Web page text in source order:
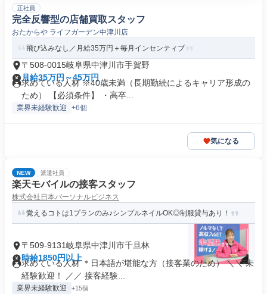
正社員
完全反響型の店舗買取スタッフ
おたからや ライフガーデン中津川店
飛び込みなし／月給35万円＋毎月インセンティブ
〒508-0015岐阜県中津川市手賀野
月給35万円～45万円
求めている人材 ※40歳未満（長期勤続によるキャリア形成の
ため） 【必須条件】 ・高卒...
業界未経験歓迎 +6個
気になる
NEW 派遣社員
楽天モバイルの接客スタッフ
株式会社日本パーソナルビジネス
覚えるコトは1プランのみ♪シンプルネイルOK◎制服貸与あり！
〒509-9131岐阜県中津川市千旦林
時給1850円以上
求めている人材 ＊日本語が堪能な方（接客業のため） ＼＼ 未
経験歓迎！ ／／ 接客経験...
業界未経験歓迎 +15個